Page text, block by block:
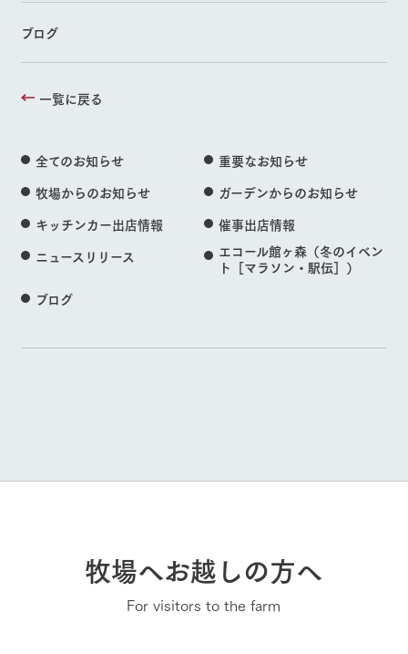
ブログ
一覧に戻る
全てのお知らせ
重要なお知らせ
牧場からのお知らせ
ガーデンからのお知らせ
キッチンカー出店情報
催事出店情報
ニュースリリース
エコール館ヶ森（冬のイベン
ト［マラソン・駅伝］）
ブログ
牧場へお越しの方へ
For visitors to the farm